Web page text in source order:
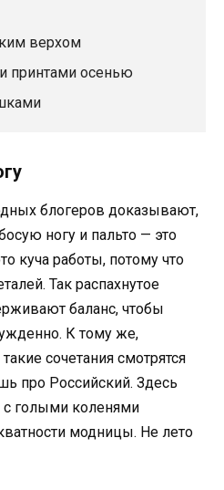
верхом
принтами осенью
блогеров доказывают,
ногу и пальто — это
куча работы, потому что
Так распахнутое
баланс, чтобы
К тому же,
сочетания смотрятся
про Российский. Здесь
голыми коленями
модницы. Не лето